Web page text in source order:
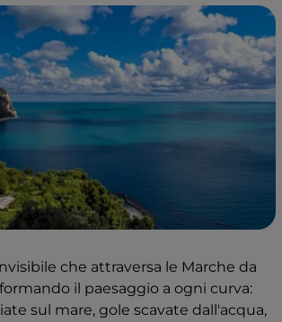
che attraversa le Marche da
il paesaggio a ogni curva:
sul mare, gole scavate dall'acqua,